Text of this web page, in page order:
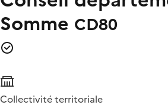
Somme CD80
Collectivité territoriale